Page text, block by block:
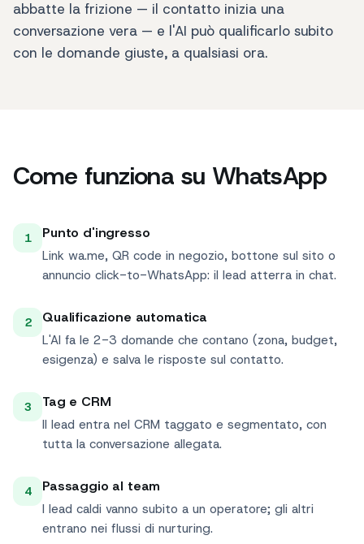
abbatte la frizione — il contatto inizia una
conversazione vera — e l'AI può qualificarlo subito
con le domande giuste, a qualsiasi ora.
Come funziona su WhatsApp
1 Punto d'ingresso
Link wa.me, QR code in negozio, bottone sul sito o
annuncio click-to-WhatsApp: il lead atterra in chat.
2 Qualificazione automatica
L'AI fa le 2-3 domande che contano (zona, budget,
esigenza) e salva le risposte sul contatto.
3 Tag e CRM
Il lead entra nel CRM taggato e segmentato, con
tutta la conversazione allegata.
4 Passaggio al team
I lead caldi vanno subito a un operatore; gli altri
entrano nei flussi di nurturing.